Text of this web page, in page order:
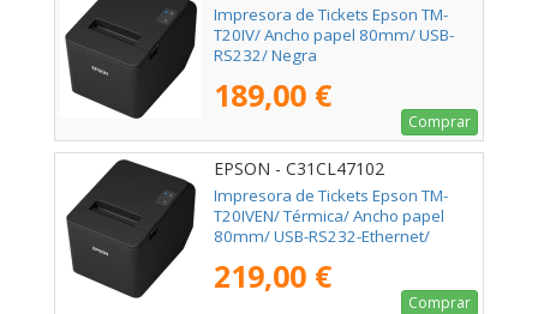
Impresora de Tickets Epson TM-
T20IV/ Ancho papel 80mm/ USB-
RS232/ Negra
189,00 €
Comprar
EPSON - C31CL47102
Impresora de Tickets Epson TM-
T20IVEN/ Térmica/ Ancho papel
80mm/ USB-RS232-Ethernet/
219,00 €
Comprar